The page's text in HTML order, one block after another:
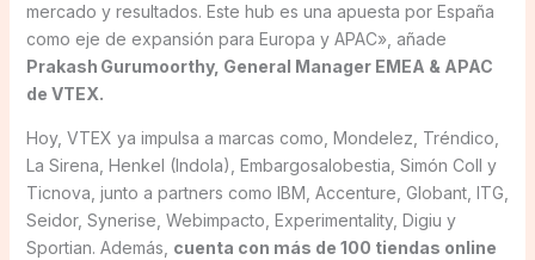
mercado y resultados. Este hub es una apuesta por España
como eje de expansión para Europa y APAC», añade
Prakash Gurumoorthy, General Manager EMEA & APAC
de VTEX.
Hoy, VTEX ya impulsa a marcas como, Mondelez, Tréndico,
La Sirena, Henkel (Indola), Embargosalobestia, Simón Coll y
Ticnova, junto a partners como IBM, Accenture, Globant, ITG,
Seidor, Synerise, Webimpacto, Experimentality, Digiu y
Sportian. Además, cuenta con más de 100 tiendas online